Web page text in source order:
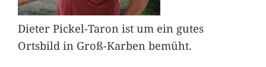
Dieter Pickel-Taron ist um ein gutes
Ortsbild in Groß-Karben bemüht.